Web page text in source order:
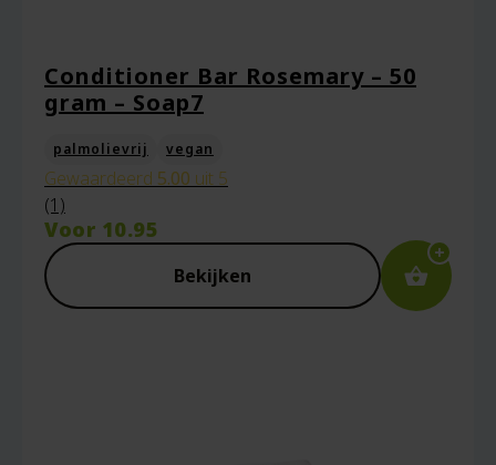
Conditioner Bar Rosemary – 50
gram – Soap7
palmolievrij vegan
Gewaardeerd 5.00 uit 5
(1)
Voor 10.95
Bekijken